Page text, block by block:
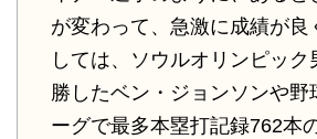
が変わって、急激に成績が良
しては、ソウルオリンピック
勝したベン・ジョンソンや野
ーグで最多本塁打記録762本